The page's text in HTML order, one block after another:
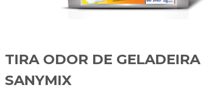
TIRA ODOR DE GELADEIRA
SANYMIX